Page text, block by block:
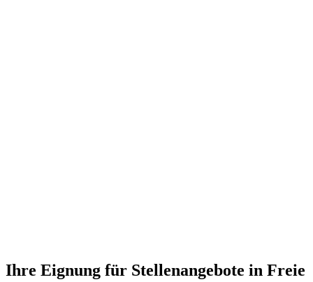
Ihre Eignung für Stellenangebote in Freie